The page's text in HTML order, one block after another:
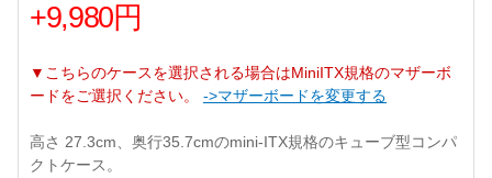
+9,980円
▼こちらのケースを選択される場合はMiniITX規格のマザーボ
ードをご選択ください。 ->マザーボードを変更する
高さ 27.3cm、奥行35.7cmのmini-ITX規格のキューブ型コンパ
クトケース。